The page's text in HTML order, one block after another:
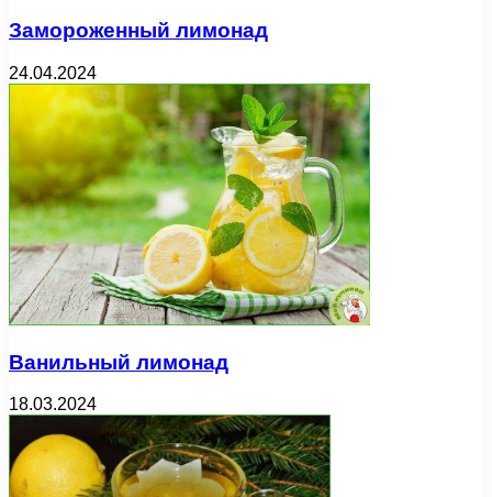
Замороженный лимонад
24.04.2024
Ванильный лимонад
18.03.2024